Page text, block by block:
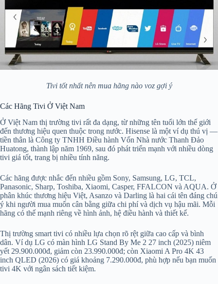
Tivi tốt nhất nên mua hãng nào voz gợi ý
Các Hãng Tivi Ở Việt Nam
Ở Việt Nam thị trường tivi rất đa dạng, từ những tên tuổi lớn thế giới
đến thương hiệu quen thuộc trong nước. Hisense là một ví dụ thú vị —
tiền thân là Công ty TNHH Điều hành Vốn Nhà nước Thanh Đảo
Huatong, thành lập năm 1969, sau đó phát triển mạnh với nhiều dòng
tivi giá tốt, trang bị nhiều tính năng.
Các hãng được nhắc đến nhiều gồm Sony, Samsung, LG, TCL,
Panasonic, Sharp, Toshiba, Xiaomi, Casper, FFALCON và AQUA. Ở
phân khúc thương hiệu Việt, Asanzo và Darling là hai cái tên đáng chú
ý khi người mua muốn cân bằng giữa chi phí và dịch vụ hậu mãi. Mỗi
hãng có thế mạnh riêng về hình ảnh, hệ điều hành và thiết kế.
Thị trường smart tivi có nhiều lựa chọn rõ rệt giữa cao cấp và bình
dân. Ví dụ LG có màn hình LG Stand By Me 2 27 inch (2025) niêm
yết 29.900.000đ, giảm còn 23.990.000đ; còn Xiaomi A Pro 4K 43
inch QLED (2026) có giá khoảng 7.290.000đ, phù hợp nếu bạn muốn
tivi 4K với ngân sách tiết kiệm.